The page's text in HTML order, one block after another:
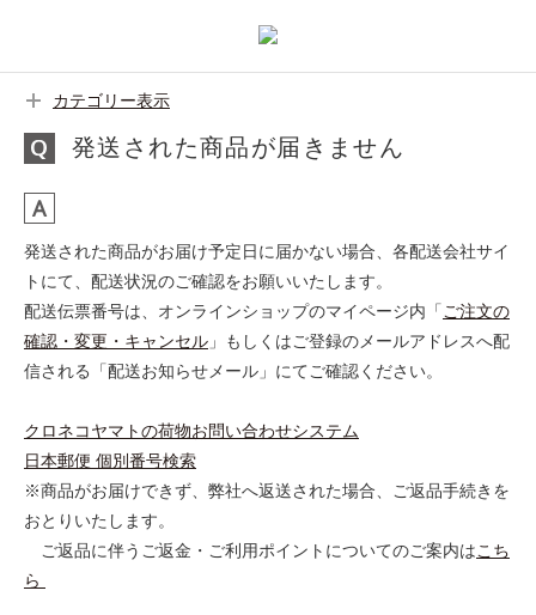
カテゴリー表示
発送された商品が届きません
発送された商品がお届け予定日に届かない場合、各配送会社サイ
トにて、配送状況のご確認をお願いいたします。
配送伝票番号は、オンラインショップのマイページ内「ご注文の
確認・変更・キャンセル 」もしくはご登録のメールアドレスへ配
信される「配送お知らせメール」にてご確認ください。
クロネコヤマトの荷物お問い合わせシステム
日本郵便 個別番号検索
※商品がお届けできず、弊社へ返送された場合、ご返品手続きを
おとりいたします。
ご返品に伴うご返金・ご利用ポイントについてのご案内はこち
ら